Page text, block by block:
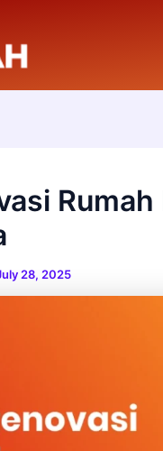
28, 2025